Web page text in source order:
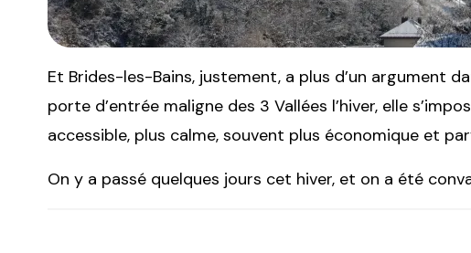
Et Brides-les-Bains, justement, a plus d’un argument
porte d’entrée maligne des 3 Vallées l’hiver, elle
accessible, plus calme, souvent plus économique et
On y a passé quelques jours cet hiver, et on a été